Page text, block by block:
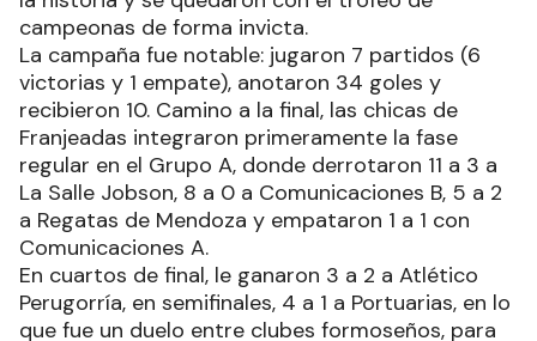
campeonas de forma invicta.
La campaña fue notable: jugaron 7 partidos (6
victorias y 1 empate), anotaron 34 goles y
recibieron 10. Camino a la final, las chicas de
Franjeadas integraron primeramente la fase
regular en el Grupo A, donde derrotaron 11 a 3 a
La Salle Jobson, 8 a 0 a Comunicaciones B, 5 a 2
a Regatas de Mendoza y empataron 1 a 1 con
Comunicaciones A.
En cuartos de final, le ganaron 3 a 2 a Atlético
Perugorría, en semifinales, 4 a 1 a Portuarias, en lo
que fue un duelo entre clubes formoseños, para